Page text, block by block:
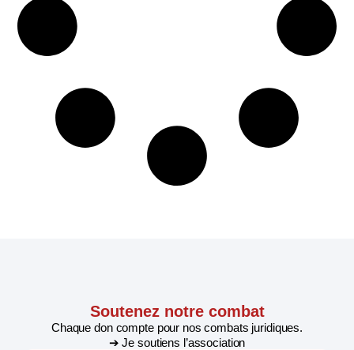
Soutenez notre combat
Chaque don compte pour nos combats juridiques.
➔ Je soutiens l’association